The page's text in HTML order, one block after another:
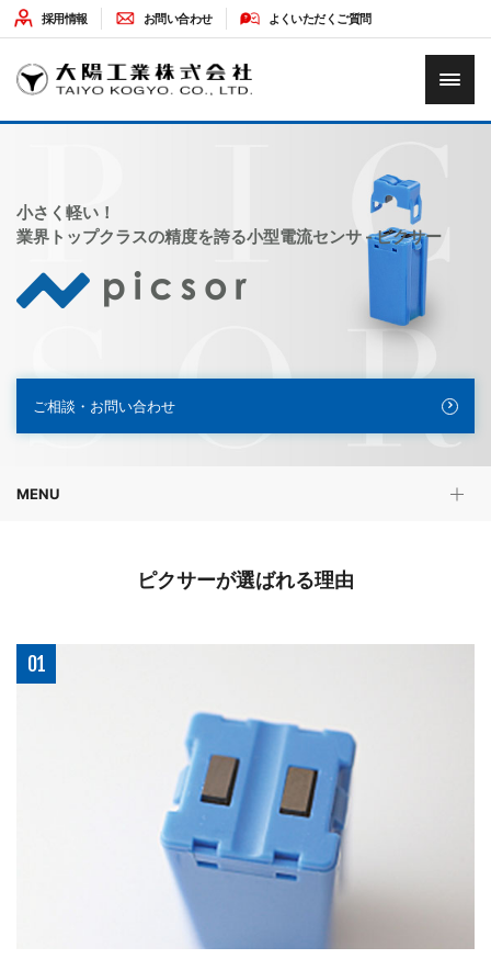
採用情報 お問い合わせ よくいただくご質問
ソリューション
最新情報
環境への取り組み
小さく軽い！
業界トップクラスの精度を誇る小型電流センサ - ピクサー
ご相談・お問い合わせ
MENU
ピクサーが選ばれる理由
01